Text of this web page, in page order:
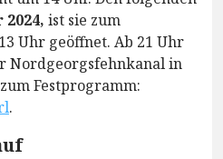
ist sie zum
Uhr geöffnet. Ab 21 Uhr
Nordgeorgsfehnkanal in
Festprogramm:
.